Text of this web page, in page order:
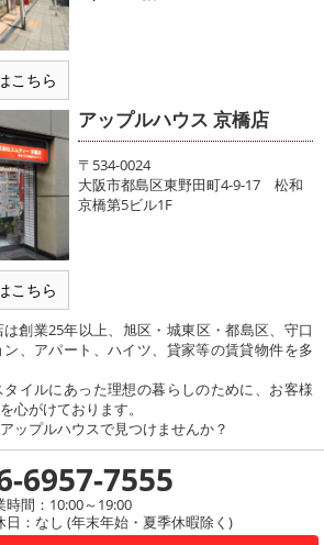
こちら
こちら
アップルハウス 京橋店
〒534-0024
大阪市都島区東野田町4-9-17 松和
京橋第5ビル1F
創業25年以上、旭区・城東区・都島区、守口
、アパート、ハイツ、貸家等の賃貸物件を多
イルにあった理想の暮らしのために、お客様
心がけております。
ップルハウスで見つけませんか？
6957-7555
時間：10:00～19:00
日：なし (年末年始・夏季休暇除く)